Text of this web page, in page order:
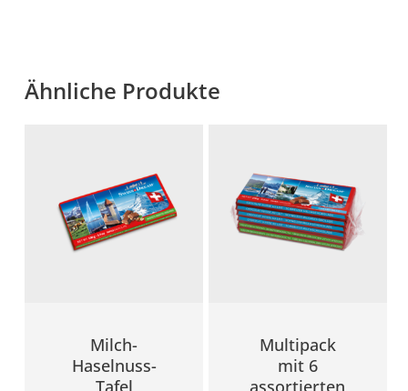
Ähnliche Produkte
Milch-
Haselnuss-
Multipack
mit 6